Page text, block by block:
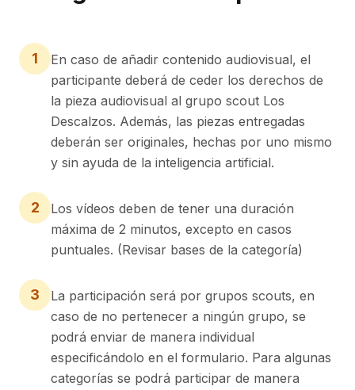
1
En caso de añadir contenido audiovisual, el
participante deberá de ceder los derechos de
la pieza audiovisual al grupo scout Los
Descalzos. Además, las piezas entregadas
deberán ser originales, hechas por uno mismo
y sin ayuda de la inteligencia artificial.
2
Los vídeos deben de tener una duración
máxima de 2 minutos, excepto en casos
puntuales. (Revisar bases de la categoría)
3
La participación será por grupos scouts, en
caso de no pertenecer a ningún grupo, se
podrá enviar de manera individual
especificándolo en el formulario. Para algunas
categorías se podrá participar de manera